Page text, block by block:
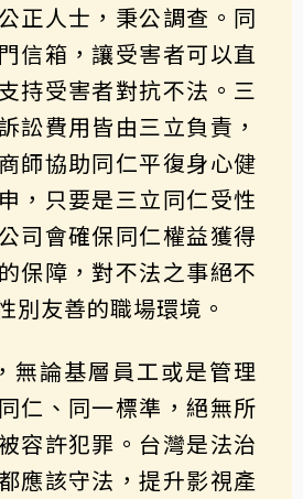
正人士，秉公調查。同
信箱，讓受害者可以直
持受害者對抗不法。三
訟費用皆由三立負責，
師協助同仁平復身心健
，只要是三立同仁受性
司會確保同仁權益獲得
保障，對不法之事絕不
別友善的職場環境。
無論基層員工或是管理
仁、同一標準，絕無所
容許犯罪。台灣是法治
應該守法，提升影視產